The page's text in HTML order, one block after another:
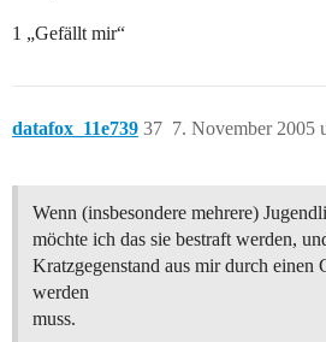
1 „Gefällt mir“
datafox_11e739 7. November 2005
37
Wenn (insbesondere mehrere)
möchte ich das sie bestraft werden,
Kratzgegenstand aus mir durch einen
werden
muss.